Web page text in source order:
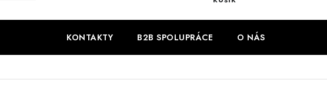
KOŠÍK
KONTAKTY B2B SPOLUPRÁCE O NÁS